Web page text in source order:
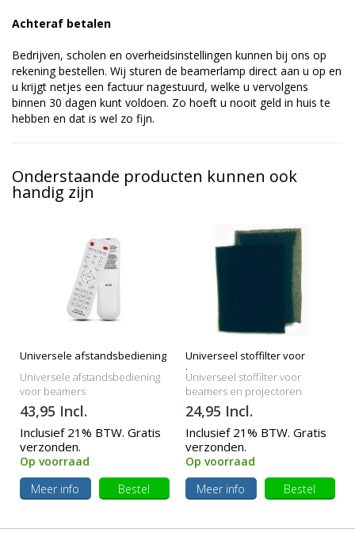
Achteraf betalen
Bedrijven, scholen en overheidsinstellingen kunnen bij ons op
rekening bestellen. Wij sturen de beamerlamp direct aan u op en
u krijgt netjes een factuur nagestuurd, welke u vervolgens
binnen 30 dagen kunt voldoen. Zo hoeft u nooit geld in huis te
hebben en dat is wel zo fijn.
Onderstaande producten kunnen ook
handig zijn
Universele afstandsbediening
Universele afstandsbediening
voor beamers
43,95 Incl.
Inclusief 21% BTW. Gratis
verzonden.
Op voorraad
Meer info
Bestel
Universeel stoffilter voor
beamers
Universeel stoffilter voor
beamers en projectoren
24,95 Incl.
Inclusief 21% BTW. Gratis
verzonden.
Op voorraad
Meer info
Bestel